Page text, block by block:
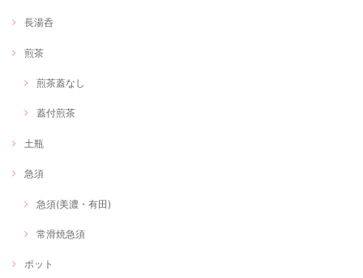
長湯呑
煎茶
煎茶蓋なし
蓋付煎茶
土瓶
急須
急須(美濃・有田)
常滑焼急須
ポット